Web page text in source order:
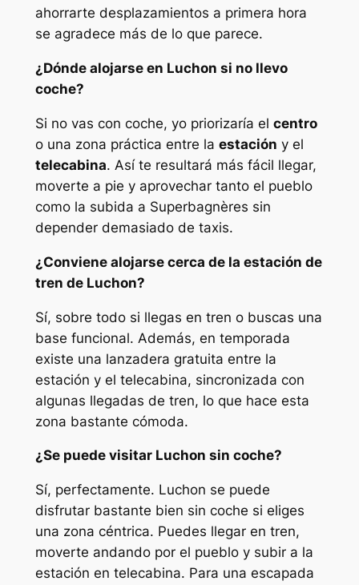
ahorrarte desplazamientos a primera hora
se agradece más de lo que parece.
¿Dónde alojarse en Luchon si no llevo
coche?
Si no vas con coche, yo priorizaría el centro
o una zona práctica entre la estación y el
telecabina. Así te resultará más fácil llegar,
moverte a pie y aprovechar tanto el pueblo
como la subida a Superbagnères sin
depender demasiado de taxis.
¿Conviene alojarse cerca de la estación de
tren de Luchon?
Sí, sobre todo si llegas en tren o buscas una
base funcional. Además, en temporada
existe una lanzadera gratuita entre la
estación y el telecabina, sincronizada con
algunas llegadas de tren, lo que hace esta
zona bastante cómoda.
¿Se puede visitar Luchon sin coche?
Sí, perfectamente. Luchon se puede
disfrutar bastante bien sin coche si eliges
una zona céntrica. Puedes llegar en tren,
moverte andando por el pueblo y subir a la
estación en telecabina. Para una escapada